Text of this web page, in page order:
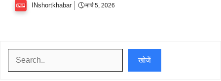
INshortkhabar मार्च 5, 2026
खोजें